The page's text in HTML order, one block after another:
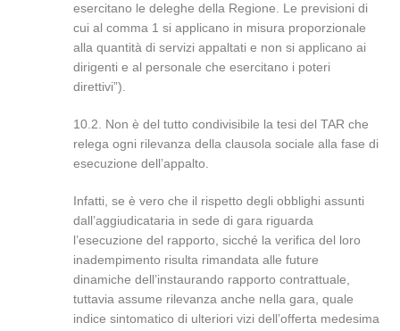
esercitano le deleghe della Regione. Le previsioni di
cui al comma 1 si applicano in misura proporzionale
alla quantità di servizi appaltati e non si applicano ai
dirigenti e al personale che esercitano i poteri
direttivi”).
10.2. Non è del tutto condivisibile la tesi del TAR che
relega ogni rilevanza della clausola sociale alla fase di
esecuzione dell’appalto.
Infatti, se è vero che il rispetto degli obblighi assunti
dall’aggiudicataria in sede di gara riguarda
l’esecuzione del rapporto, sicché la verifica del loro
inadempimento risulta rimandata alle future
dinamiche dell’instaurando rapporto contrattuale,
tuttavia assume rilevanza anche nella gara, quale
indice sintomatico di ulteriori vizi dell’offerta medesima